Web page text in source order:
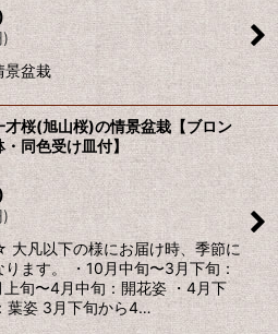
)
景盆栽
才桜(旭山桜)の情景盆栽【ブロン
同色受け皿付】
)
凡以下の様にお届け時、季節に
ります。 ・10月中旬〜3月下旬：
旬〜4月中旬：開花姿 ・4月下
葉姿 3月下旬から4…